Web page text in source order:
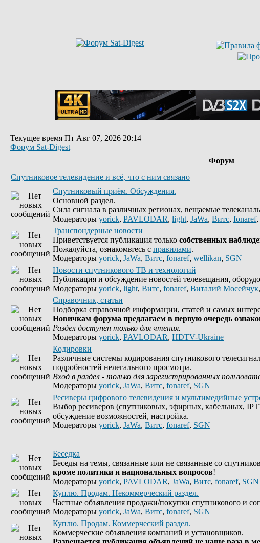
Текущее время Пт Авг 07, 2026 20:14
Форум Sat-Digest
Форум
Спутниковое телевидение и всё, что с ним связано
Спутниковый приём. Обсуждения.
Основной раздел.
Сила сигнала в различных регионах, вещаемые
Модераторы yorick, PAVLODAR, light, JaWa, Витс, fonaref,
Транспондерные новости
Приветствуется публикация только собственных
Пожалуйста, ознакомьтесь с правилами.
Модераторы yorick, JaWa, Витс, fonaref, wellikan, SGN
Новости спутникового ТВ и технологий
Публикация и обсуждение новостей телевещания,
Модераторы yorick, light, Витс, fonaref, Виталий Мосейчук,
Справочник, статьи
Подборка справочной информации, статей и самых
Новичкам форума предлагаем в первую очередь
Раздел доступен только для чтения.
Модераторы yorick, PAVLODAR, HDTV-Ukraine
Кодировки
Различные системы кодирования спутникового
подробностей нелегального просмотра.
Вход в раздел - только для зарегистрированных
Модераторы yorick, JaWa, Витс, fonaref, SGN
Ресиверы цифрового телевидения и мультимедийные
Выбор ресиверов (спутниковых, эфирных, кабельных,
обсуждение возможностей, настройка.
Модераторы yorick, JaWa, Витс, fonaref, SGN
Беседка
Беседы на темы, связанные или не связанные со
кроме политики и национальных вопросов!
Модераторы yorick, PAVLODAR, JaWa, Витс, fonaref, SGN
Куплю. Продам. Некоммерческий раздел.
Частные объявления продажи/покупки спутникового и
Модераторы yorick, JaWa, Витс, fonaref, SGN
Куплю. Продам. Коммерческий раздел.
Коммерческие объявления компаний и установщиков.